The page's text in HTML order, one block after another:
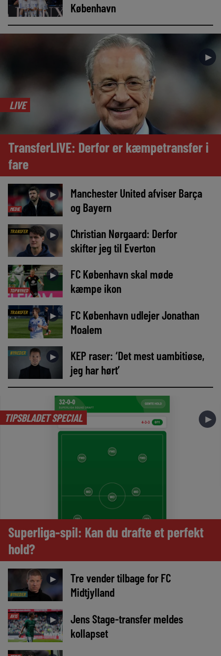
København
►
LIVE
TransferLIVE: Derfor er kæmpetransfer i
fare
MEDIE
►
Manchester United afviser Barça
og Bayern
TRANSFER ►
Christian Nørgaard: Derfor
skifter jeg til Everton
TOPNYHED
►
FC København skal møde
kæmpe ikon
TRANSFER ►
FC København udlejer Jonathan
Moalem
NYHEDER ►
KEP raser: ‘Det mest uambitiøse,
jeg har hørt’
TIPSBLADET SPECIAL ►
Superliga-spil: Kan du drafte et perfekt
hold?
NYHEDER
►
Tre vender tilbage for FC
Midtjylland
AVIS ►
Jens Stage-transfer meldes
kollapset